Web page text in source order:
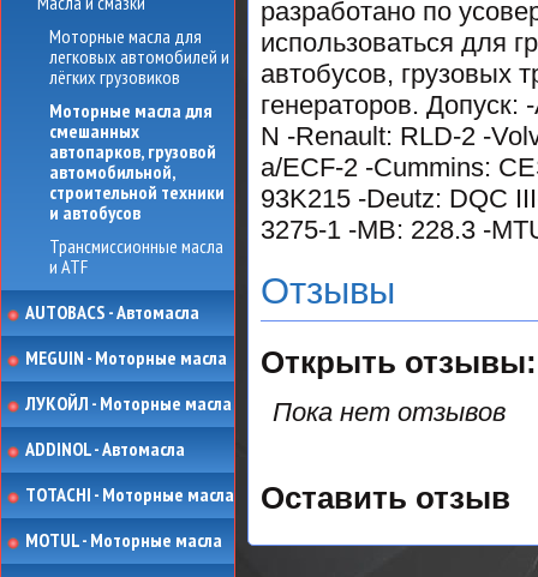
Моторные масла для
легковых автомобилей и
лёгких грузовиков
Моторные масла для
смешанных
автопарков, грузовой
автомобильной,
строительной техники
и автобусов
Трансмиссионные масла
и ATF
AUTOBACS - Автомасла
MEGUIN - Моторные масла
ЛУКОЙЛ - Моторные масла
ADDINOL - Автомасла
TOTACHI - Моторные масла
MOTUL - Моторные масла
разработано по
использоваться для
автобусов, грузовых
генераторов.
N -Renault: RLD-2 -
a/ECF-2 -Cummins:
93K215 -Deutz: DQC
3275-1 -MB: 228.3 -
Отзывы
Открыть
Пока нет отзывов
Оставить отзыв